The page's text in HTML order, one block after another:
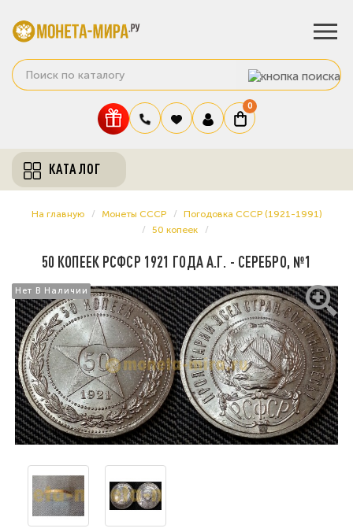
0
КАТАЛОГ
На главную Монеты СССР
Погодовка СССР (1921-1991)
50 копеек
50 КОПЕЕК РСФСР 1921 ГОДА А.Г. - СЕРЕБРО, №1
Нет В Наличии
Нет В Наличии